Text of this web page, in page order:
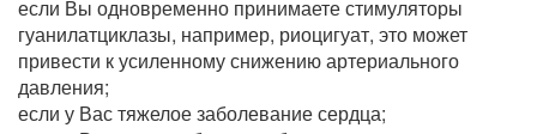
если Вы одновременно принимаете стимуляторы
гуанилатциклазы, например, риоцигуат, это может
привести к усиленному снижению артериального
давления;
если у Вас тяжелое заболевание сердца;